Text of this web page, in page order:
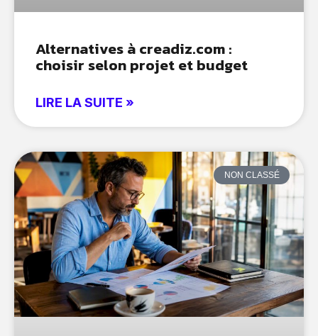
Alternatives à creadiz.com :
choisir selon projet et budget
LIRE LA SUITE »
NON CLASSÉ